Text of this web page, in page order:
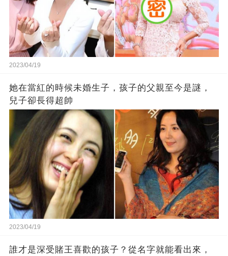
2023/04/19
她在當紅的時候未婚生子，孩子的父親至今是謎，
兒子卻長得超帥
2023/04/19
誰才是深受賭王喜歡的孩子？從名字就能看出來，